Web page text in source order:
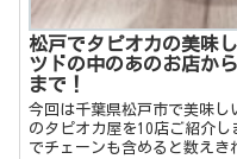
松戸でタピオカの美味
ツドの中のあのお店か
まで！
今回は千葉県松戸市で美味し
のタピオカ屋を10店ご紹介
でチェーンも含めると数え